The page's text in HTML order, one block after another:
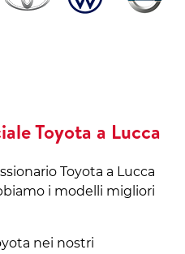
Toyota a Lucca
Toyota a Lucca
i modelli migliori
nei nostri